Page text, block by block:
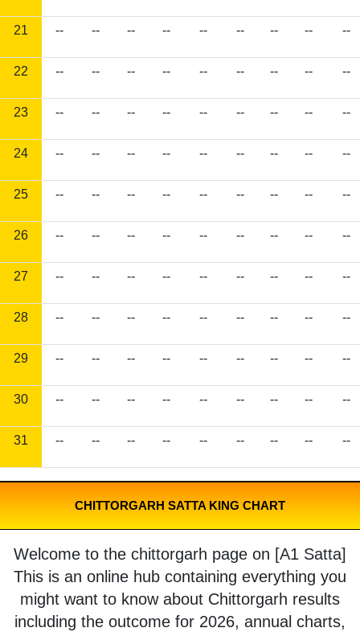
21 -- -- -- -- -- -- -- -- --
22 -- -- -- -- -- -- -- -- --
23 -- -- -- -- -- -- -- -- --
24 -- -- -- -- -- -- -- -- --
25 -- -- -- -- -- -- -- -- --
26 -- -- -- -- -- -- -- -- --
27 -- -- -- -- -- -- -- -- --
28 -- -- -- -- -- -- -- -- --
29 -- -- -- -- -- -- -- -- --
30 -- -- -- -- -- -- -- -- --
31 -- -- -- -- -- -- -- -- --
CHITTORGARH SATTA KING CHART
Welcome to the chittorgarh page on [A1 Satta]
This is an online hub containing everything you
might want to know about Chittorgarh results
including the outcome for 2026, annual charts,